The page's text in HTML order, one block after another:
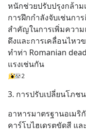
หนักช่วยปรับปรุงกล้า
การฝึกกำลังจับเช่นกา
สำคัญในการเพิ่มควา
ดึงและการเคลื่อนไหว
ทำท่า Romanian
แรงเช่นกัน
2
3. การปรับเปลี่ยนโภช
อาหารมาตรฐานอเมริ
คาร์โบไฮเดรตขัดสี แ